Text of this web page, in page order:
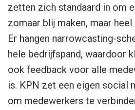
zetten zich standaard in om
zomaar blij maken, maar
Er hangen narrowcasting-
hele bedrijfspand, waardoor
ook feedback voor alle
is. KPN zet een eigen social
om medewerkers te